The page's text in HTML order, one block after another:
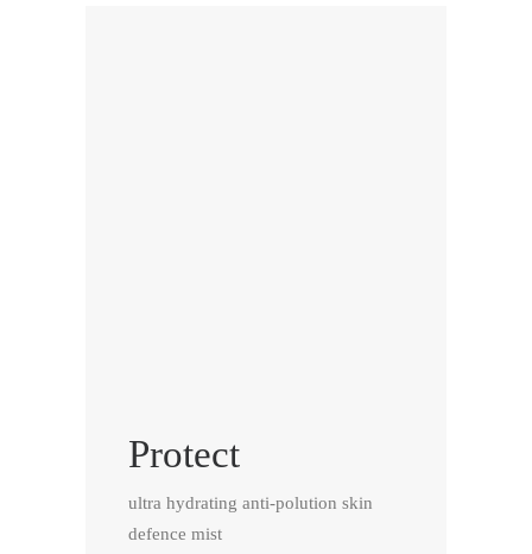
Protect
ultra hydrating anti-polution skin
defence mist